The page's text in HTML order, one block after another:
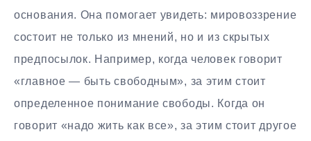
основания. Она помогает увидеть: мировоззрение
состоит не только из мнений, но и из скрытых
предпосылок. Например, когда человек говорит
«главное — быть свободным», за этим стоит
определенное понимание свободы. Когда он
говорит «надо жить как все», за этим стоит другое